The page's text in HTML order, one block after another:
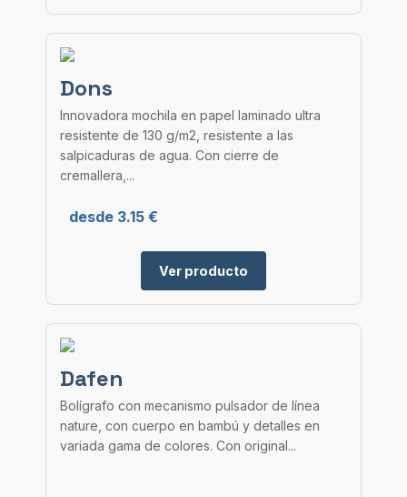
Dons
Innovadora mochila en papel laminado ultra
resistente de 130 g/m2, resistente a las
salpicaduras de agua. Con cierre de
cremallera,...
desde 3.15 €
Ver producto
Dafen
Bolígrafo con mecanismo pulsador de línea
nature, con cuerpo en bambú y detalles en
variada gama de colores. Con original...